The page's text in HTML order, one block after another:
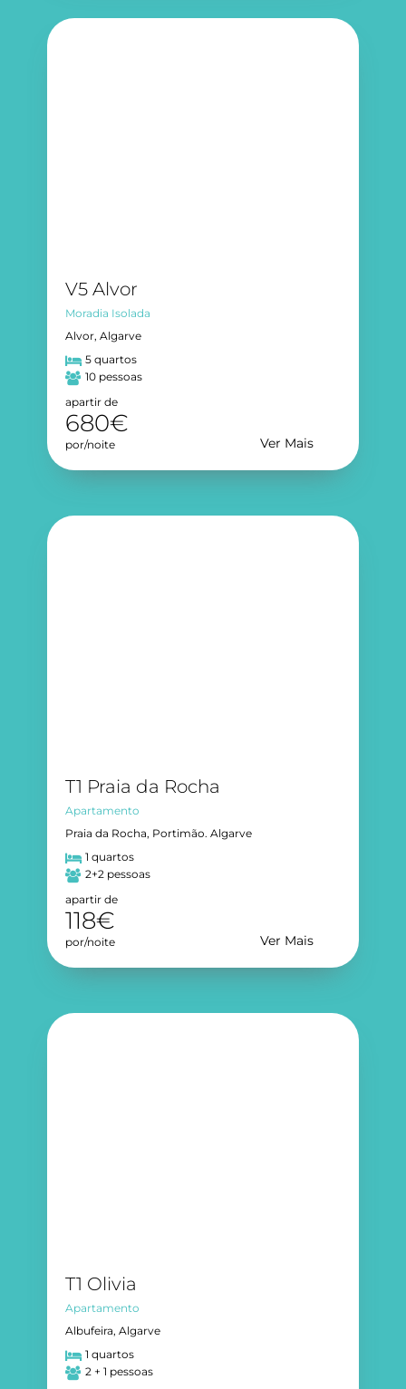
V5 Alvor
Moradia Isolada
Alvor, Algarve
5 quartos
10 pessoas
apartir de
680€
por/noite Ver Mais
T1 Praia da Rocha
Apartamento
Praia da Rocha, Portimão. Algarve
1 quartos
2+2 pessoas
apartir de
118€
por/noite Ver Mais
T1 Olivia
Apartamento
Albufeira, Algarve
1 quartos
2 + 1 pessoas